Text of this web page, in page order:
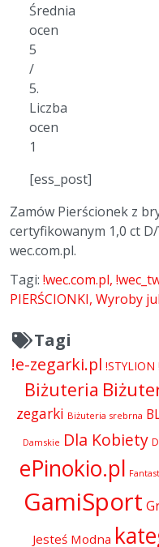
Średnia
ocen
5
/
5.
Liczba
ocen
1
[ess_post]
Zamów Pierścionek z
certyfikowanym 1,0 ct
wec.com.pl.
Tagi: !wec.com.pl
PIERŚCIONKI Wyroby
Tagi
!e-zegarki.pl !STYLION
Biżuteria
zegarki Biżuteria srebrna
Damskie Dla Kobiety
ePinokio.pl
GamiSport
Jesteś Modna